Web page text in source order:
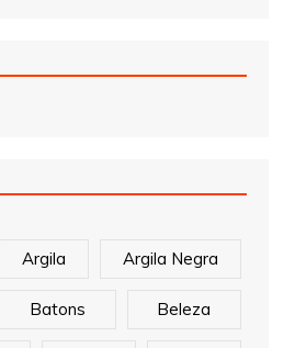
Argila Argila Negra
Batons Beleza